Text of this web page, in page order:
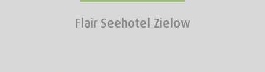
Flair Seehotel Zielow